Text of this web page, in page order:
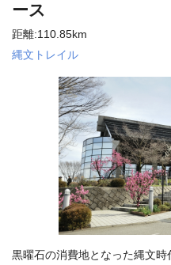
ース
距離:110.85km
縄文トレイル
黒曜石の消費地となった縄文